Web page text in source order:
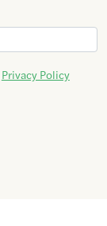
Privacy Policy